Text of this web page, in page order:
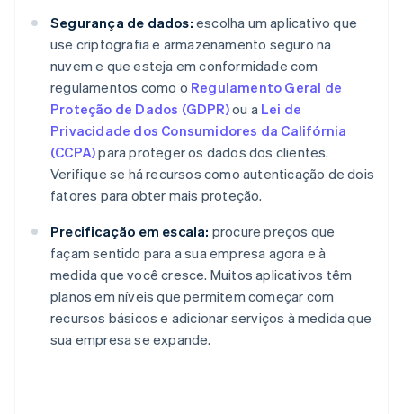
Segurança de dados: escolha um aplicativo que
use criptografia e armazenamento seguro na
nuvem e que esteja em conformidade com
regulamentos como o Regulamento Geral de
Proteção de Dados (GDPR)ou a Lei de
Privacidade dos Consumidores da Califórnia
(CCPA)para proteger os dados dos clientes.
Verifique se há recursos como autenticação de dois
fatores para obter mais proteção.
Precificação em escala: procure preços que
façam sentido para a sua empresa agora e à
medida que você cresce. Muitos aplicativos têm
planos em níveis que permitem começar com
recursos básicos e adicionar serviços à medida que
sua empresa se expande.